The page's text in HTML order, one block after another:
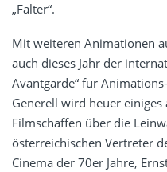
„Falter“.
Mit weiteren Animationen
auch dieses Jahr der
Avantgarde“ für
Generell wird heuer
Filmschaffen über die
österreichischen Vertreter
Cinema der 70er Jahre,